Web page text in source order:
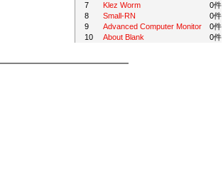
7
Klez Worm
0件
8
Small-RN
0件
9
Advanced Computer Monitor
0件
10
About Blank 0件